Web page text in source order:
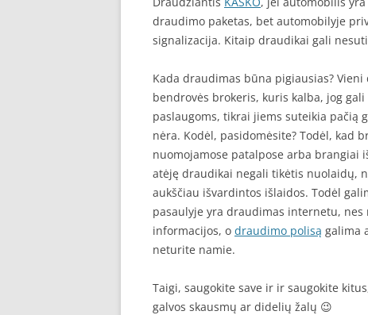
draudimo paketas, bet automobilyje
signalizacija. Kitaip draudikai gali
Kada draudimas būna pigiausias?
bendrovės brokeris, kuris kalba, jog
paslaugoms, tikrai jiems suteikia pačią
nėra. Kodėl, pasidomėsite? Todėl, kad
nuomojamose patalpose arba brangiai
atėję draudikai negali tikėtis nuolaidų,
aukščiau išvardintos išlaidos. Todėl
pasaulyje yra draudimas internetu,
informacijos, o draudimo polisą galima
neturite namie.
Taigi, saugokite save ir ir saugokite
galvos skausmų ar didelių žalų 😉